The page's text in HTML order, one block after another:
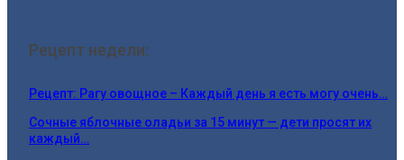
Рецепт недели:
Рецепт: Рагу овощное – Каждый день я есть могу очень…
Сочные яблочные оладьи за 15 минут — дети просят их
каждый…